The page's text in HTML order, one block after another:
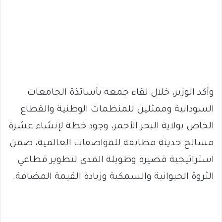
وأكد الوزير، خلال لقاء جمعه بأساتذة الجامعات
السودانية وممثلين للمنظمات الوطنية والقطاع
الخاص بولاية البحر الأحمر، وجود خطة لإنشاء عشرة
مسالخ حديثة مطابقة للمواصفات العالمية، ضمن
استراتيجية قصيرة وطويلة المدى لتطوير قطاعي
الثروة الحيوانية والسمكية وزيادة القيمة المضافة.